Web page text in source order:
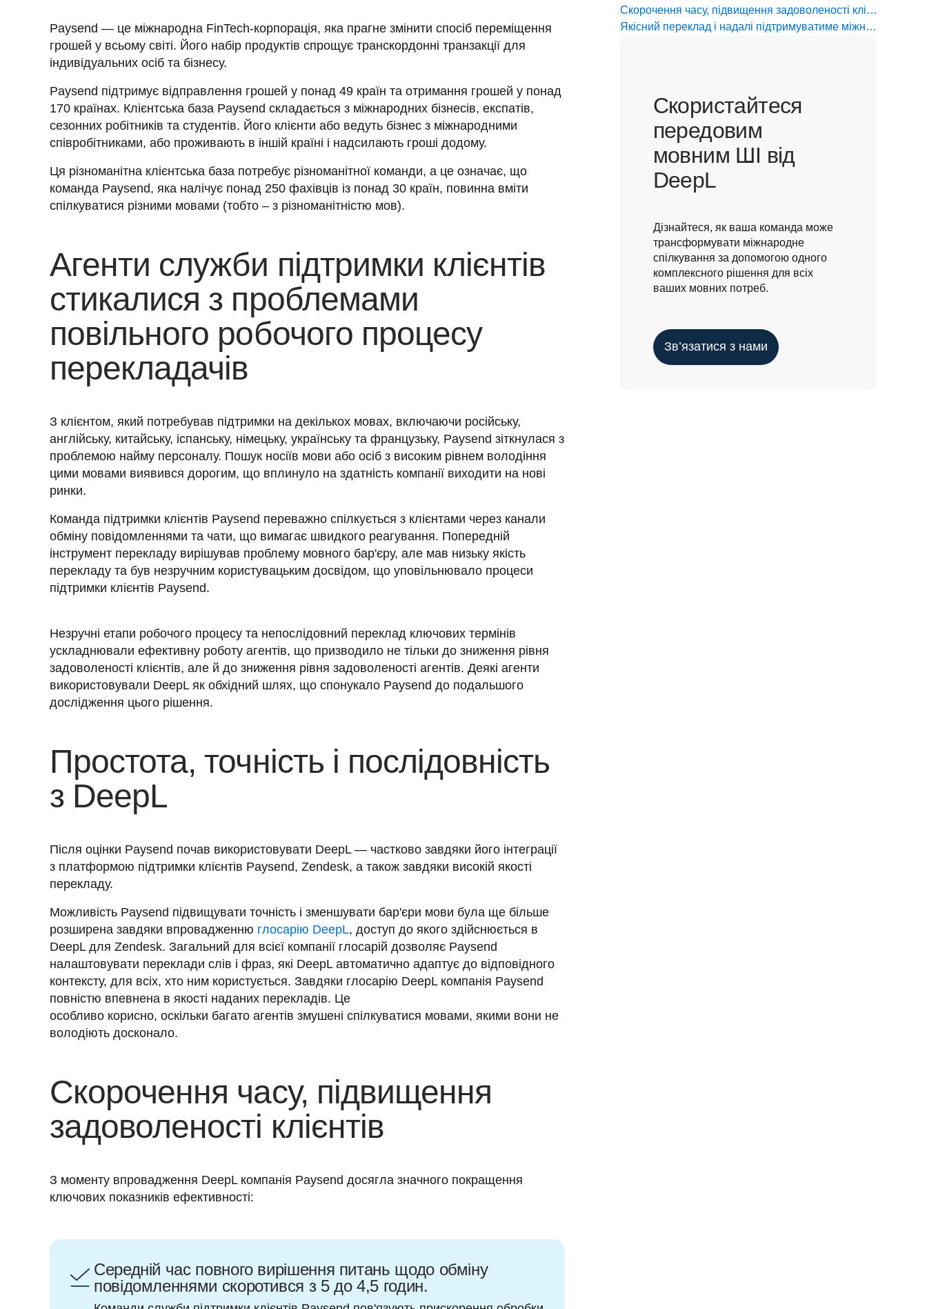
Paysend — це міжнародна FinTech-корпорація, яка прагне змінити спосіб переміщення
грошей у всьому світі. Його набір продуктів спрощує транскордонні транзакції для
індивідуальних осіб та бізнесу.
Paysend підтримує відправлення грошей у понад 49 країн та отримання грошей у понад
170 країнах. Клієнтська база Paysend складається з міжнародних бізнесів, експатів,
сезонних робітників та студентів. Його клієнти або ведуть бізнес з міжнародними
співробітниками, або проживають в іншій країні і надсилають гроші додому.
Ця різноманітна клієнтська база потребує різноманітної команди, а це означає, що
команда Paysend, яка налічує понад 250 фахівців із понад 30 країн, повинна вміти
спілкуватися різними мовами (тобто – з різноманітністю мов).
Агенти служби підтримки клієнтів
стикалися з проблемами
повільного робочого процесу
перекладачів
З клієнтом, який потребував підтримки на декількох мовах, включаючи російську,
англійську, китайську, іспанську, німецьку, українську та французьку, Paysend зіткнулася з
проблемою найму персоналу. Пошук носіїв мови або осіб з високим рівнем володіння
цими мовами виявився дорогим, що вплинуло на здатність компанії виходити на нові
Команда підтримки клієнтів Paysend переважно спілкується з клієнтами через канали
обміну повідомленнями та чати, що вимагає швидкого реагування. Попередній
інструмент перекладу вирішував проблему мовного бар'єру, але мав низьку якість
перекладу та був незручним користувацьким досвідом, що уповільнювало процеси
підтримки клієнтів Paysend.
Незручні етапи робочого процесу та непослідовний переклад ключових термінів
ускладнювали ефективну роботу агентів, що призводило не тільки до зниження рівня
задоволеності клієнтів, але й до зниження рівня задоволеності агентів. Деякі агенти
використовували DeepL як обхідний шлях, що спонукало Paysend до подальшого
дослідження цього рішення.
Простота, точність і послідовність
з DeepL
Після оцінки Paysend почав використовувати DeepL — частково завдяки його інтеграції
з платформою підтримки клієнтів Paysend, Zendesk, а також завдяки високій якості
Можливість Paysend підвищувати точність і зменшувати бар'єри мови була ще більше
розширена завдяки впровадженню глосарію DeepL, доступ до якого здійснюється в
DeepL для Zendesk. Загальний для всієї компанії глосарій дозволяє Paysend
налаштовувати переклади слів і фраз, які DeepL автоматично адаптує до відповідного
контексту, для всіх, хто ним користується. Завдяки глосарію DeepL компанія Paysend
повністю впевнена в якості наданих перекладів. Це
особливо корисно, оскільки багато агентів змушені спілкуватися мовами, якими вони не
володіють досконало.
Скорочення часу, підвищення
задоволеності клієнтів
З моменту впровадження DeepL компанія Paysend досягла значного покращення
ключових показників ефективності:
Середній час повного вирішення питань щодо обміну
повідомленнями скоротився з 5 до 4,5 годин.
Скорочення часу, підвищення задоволеності клієнтів
Якісний переклад і надалі підтримуватиме міжнародну експансію
Скористайтеся
передовим
мовним ШІ від
DeepL
Дізнайтеся, як ваша команда може
трансформувати міжнародне
спілкування за допомогою одного
комплексного рішення для всіх
ваших мовних потреб.
Зв’язатися з нами